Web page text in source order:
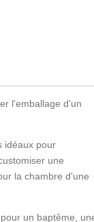
l'emballage d'un
idéaux pour
une
la chambre d'une
un baptême,